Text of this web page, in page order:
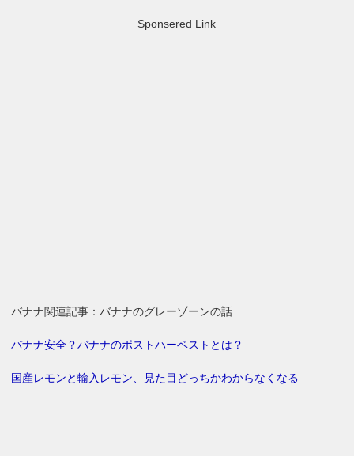
Sponsered Link
バナナ関連記事：バナナのグレーゾーンの話
バナナ安全？バナナのポストハーベストとは？
国産レモンと輸入レモン、見た目どっちかわからなくなる